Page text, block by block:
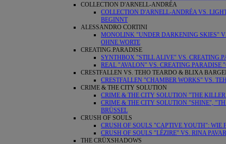
COLLECTION D'ARNELL-ANDRÉA
COLLECTION D'ARNELL-ANDRÉA VS.
BEGINNT
ALESSANDRO CORTINI
MONOLINK "UNDER DARKENING SKIES"
OHNE WORTE
CREATING.PARADISE
SYNTHBOX "STILL ALIVE" VS.
REAL "AVALON" VS. CREATING.PARADISE
CRESTFALLEN VS. TEHO TEARDO & BLIXA
CRESTFALLEN "CHAMBER WORKS" VS.
CRIME & THE CITY SOLUTION
CRIME & THE CITY SOLUTION "THE
CRIME & THE CITY SOLUTION "SHINE",
BRÜSSEL
CRUSH OF SOULS
CRUSH OF SOULS "CAPTIVE YOUTH": WIE
CRUSH OF SOULS "LÉZIRE" VS. RINA
THE CRÜXSHADOWS